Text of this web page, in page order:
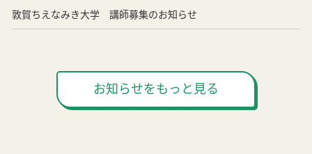
敦賀ちえなみき大学 講師募集のお知らせ
お知らせをもっと見る